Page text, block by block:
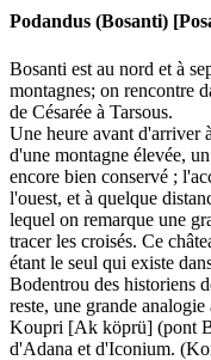
Podandus (Bosanti)
Bosanti est au nord et à
montagnes; on rencontre
de Césarée à Tarsous.
Une heure avant d'arriver
d'une montagne élevée,
encore bien conservé ;
l'ouest, et à quelque
lequel on remarque une
tracer les croisés. Ce
étant le seul qui existe
Bodentrou des historiens
reste, une grande
Koupri [Ak köprü] (pont
d'Adana et d'Iconium.